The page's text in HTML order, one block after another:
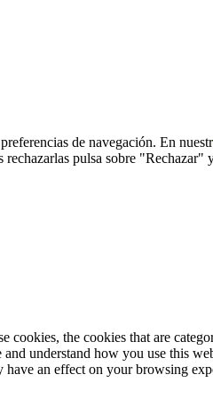
de navegación. En
pulsa sobre "Rechazar"
the cookies that are
understand how you use this
an effect on your browsing